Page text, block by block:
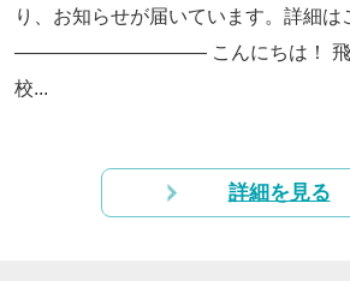
り、お知らせが届いています。詳細は
—————————— こんにちは！ 飛鳥
校...
詳細を見る